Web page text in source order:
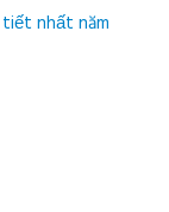
nhất năm